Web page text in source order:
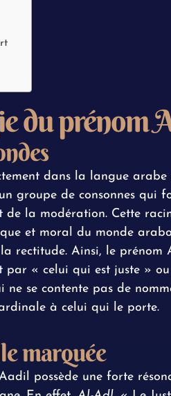
du prénom
dans la langue arabe
groupe de consonnes qui
de la modération. Cette
et moral du monde
rectitude. Ainsi, le prénom
par « celui qui est juste »
ne se contente pas de
à celui qui le porte.
marquée
possède une forte